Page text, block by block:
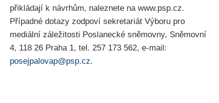
přikládají k návrhům, naleznete na www.psp.cz.
Případné dotazy zodpoví sekretariát Výboru pro
mediální záležitosti Poslanecké sněmovny, Sněmovní
4, 118 26 Praha 1, tel. 257 173 562, e-mail:
posejpalovap@psp.cz.